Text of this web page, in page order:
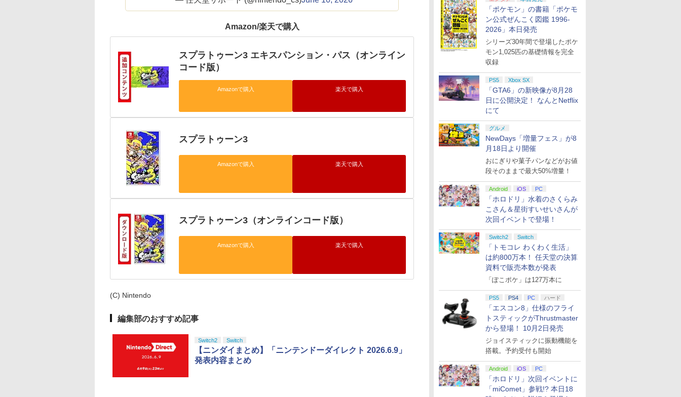
「ポケモン」の書籍「ポケモ
ン公式ぜんこく図鑑 1996-
2026」本日発売
シリーズ30年間で登場したポケ
モン1,025匹の基礎情報を完全
収録
PS5 Xbox SX
「GTA6」の新映像が8月28
日に公開決定！ なんとNetflix
にて
グルメ
NewDays「増量フェス」が8
月18日より開催
おにぎりや菓子パンなどがお値
段そのままで最大50%増量！
Android iOS PC
「ホロドリ」水着のさくらみ
こさん＆星街すいせいさんが
次回イベントで登場！
Switch2 Switch
「トモコレ わくわく生活」
は約800万本！ 任天堂の決算
資料で販売本数が発表
「ぽこポケ」は127万本に
PS5 PS4 PC ハード
「エスコン8」仕様のフライ
トスティックがThrustmaster
から登場！ 10月2日発売
ジョイスティックに振動機能を
搭載。予約受付も開始
Android iOS PC
「ホロドリ」次回イベントに
「miComet」参戦!? 本日18
Amazon/楽天で購入
スプラトゥーン3 エキスパンション・パス（オンライン
コード版）
Amazonで購入 楽天で購入
スプラトゥーン3
Amazonで購入 楽天で購入
スプラトゥーン3（オンラインコード版）
Amazonで購入 楽天で購入
(C) Nintendo
編集部のおすすめ記事
Switch2 Switch
【ニンダイまとめ】「ニンテンドーダイレクト 2026.6.9」
発表内容まとめ